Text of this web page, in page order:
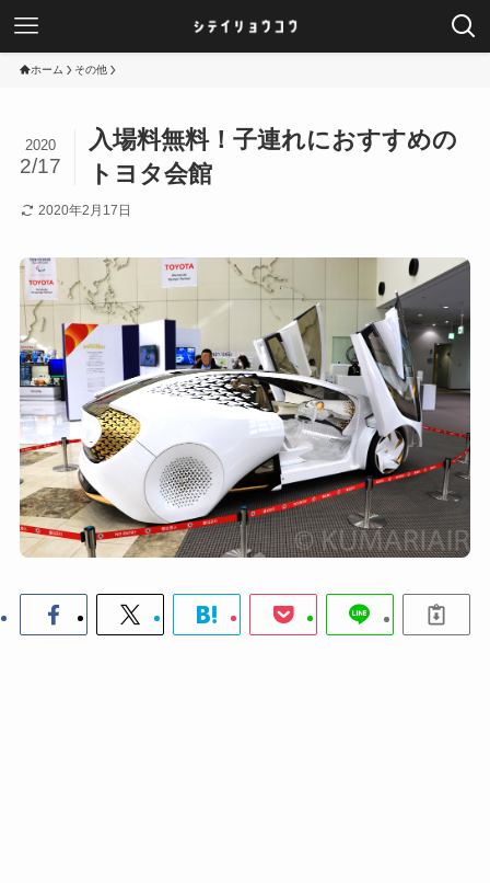
ホーム その他
入場料無料！子連れにおすすめの
トヨタ会館
2020
2/17
2020年2月17日